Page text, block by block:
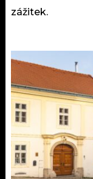
zážitek.